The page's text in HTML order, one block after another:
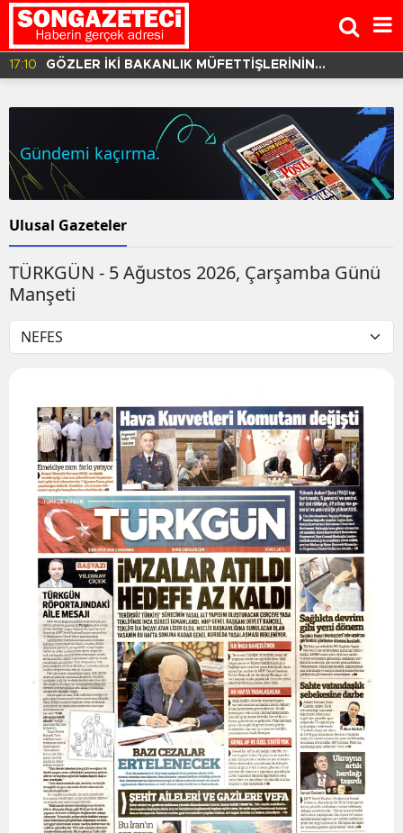
17:10
GÖZLER İKİ BAKANLIK MÜFETTİŞLERİNİN
Gündemi kaçırma.
Ulusal Gazeteler
TÜRKGÜN - 5 Ağustos 2026, Çarşamba Günü
Manşeti